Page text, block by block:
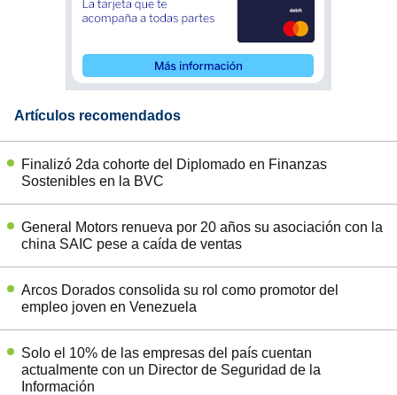
Artículos recomendados
Finalizó 2da cohorte del Diplomado en Finanzas
Sostenibles en la BVC
General Motors renueva por 20 años su asociación con la
china SAIC pese a caída de ventas
Arcos Dorados consolida su rol como promotor del
empleo joven en Venezuela
Solo el 10% de las empresas del país cuentan
actualmente con un Director de Seguridad de la
Información